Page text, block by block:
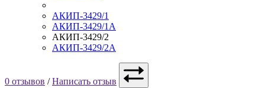
АКИП-3429/1
АКИП-3429/1А
АКИП-3429/2
АКИП-3429/2А
0 отзывов /Написать отзыв